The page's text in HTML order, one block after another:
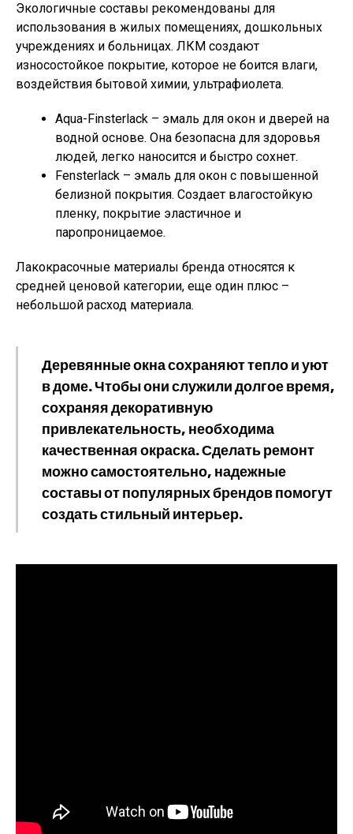
Экологичные составы рекомендованы для
использования в жилых помещениях, дошкольных
учреждениях и больницах. ЛКМ создают
износостойкое покрытие, которое не боится влаги,
воздействия бытовой химии, ультрафиолета.
Aqua-Finsterlack – эмаль для окон и дверей на
водной основе. Она безопасна для здоровья
людей, легко наносится и быстро сохнет.
Fensterlack – эмаль для окон с повышенной
белизной покрытия. Создает влагостойкую
пленку, покрытие эластичное и
паропроницаемое.
Лакокрасочные материалы бренда относятся к
средней ценовой категории, еще один плюс –
небольшой расход материала.
Деревянные окна сохраняют тепло и уют
в доме. Чтобы они служили долгое время,
сохраняя декоративную
привлекательность, необходима
качественная окраска. Сделать ремонт
можно самостоятельно, надежные
составы от популярных брендов помогут
создать стильный интерьер.